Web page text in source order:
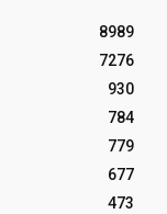
8989
7276
930
784
779
677
473